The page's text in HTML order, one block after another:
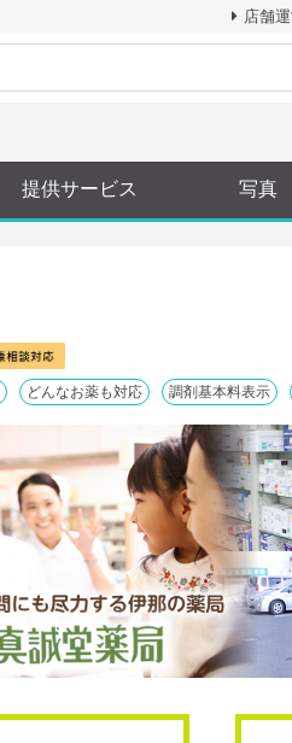
店舗
提供サービス 写真
どんなお薬も対応 調剤基本料表示